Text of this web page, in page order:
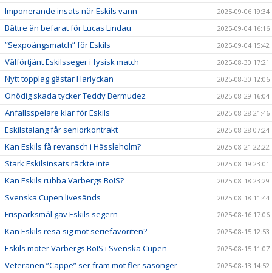
Imponerande insats när Eskils vann 2025-09-06 19:34
Bättre än befarat för Lucas Lindau 2025-09-04 16:16
”Sexpoängsmatch” för Eskils 2025-09-04 15:42
Välförtjänt Eskilsseger i fysisk match 2025-08-30 17:21
Nytt topplag gästar Harlyckan 2025-08-30 12:06
Onödig skada tycker Teddy Bermudez 2025-08-29 16:04
Anfallsspelare klar för Eskils 2025-08-28 21:46
Eskilstalang får seniorkontrakt 2025-08-28 07:24
Kan Eskils få revansch i Hässleholm? 2025-08-21 22:22
Stark Eskilsinsats räckte inte 2025-08-19 23:01
Kan Eskils rubba Varbergs BoIS? 2025-08-18 23:29
Svenska Cupen livesänds 2025-08-18 11:44
Frisparksmål gav Eskils segern 2025-08-16 17:06
Kan Eskils resa sig mot seriefavoriten? 2025-08-15 12:53
Eskils möter Varbergs BoIS i Svenska Cupen 2025-08-15 11:07
Veteranen ”Cappe” ser fram mot fler säsonger 2025-08-13 14:52